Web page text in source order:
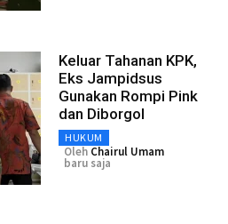
Keluar Tahanan KPK,
Eks Jampidsus
Gunakan Rompi Pink
dan Diborgol
HUKUM
Oleh Chairul Umam
baru saja